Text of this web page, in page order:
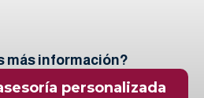
más información?
personalizada